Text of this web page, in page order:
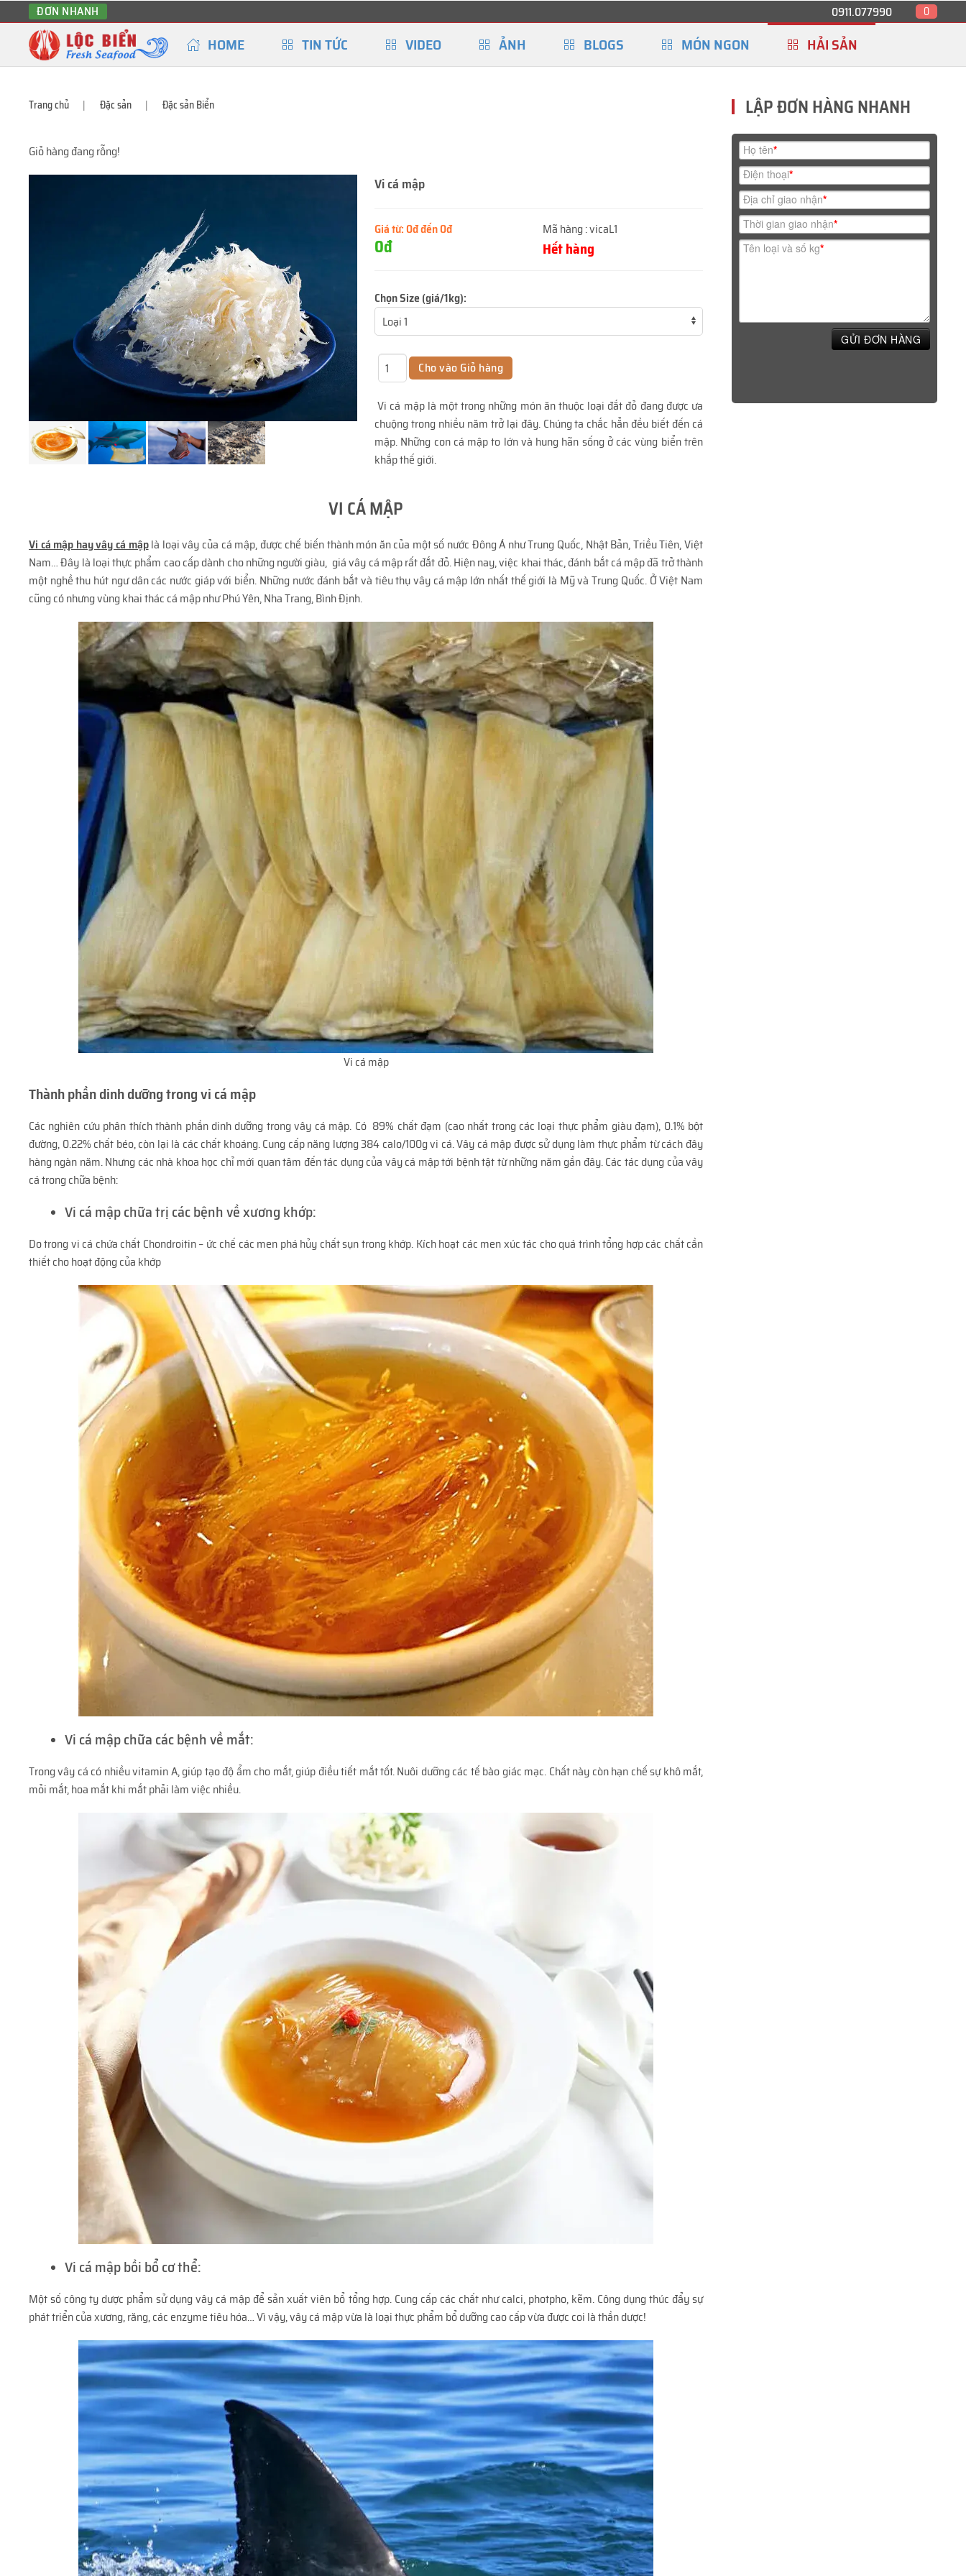
ĐƠN NHANH 0911.077990 0
HOME TIN TỨC VIDEO ẢNH BLOGS MÓN NGON HẢI SẢN
Trang chủ Đặc sản Đặc sản Biển
Giỏ hàng đang rỗng!
Vi cá mập
Giá từ:0đ đến 0đ
0đ
Mã hàng :vicaL1
Hết hàng
Chọn Size (giá/1kg):
Vi cá mập là một trong những món ăn thuộc loại đắt đỏ đang được ưa
chuộng trong nhiều năm trở lại đây. Chúng ta chắc hẳn đều biết đến cá
mập. Những con cá mập to lớn và hung hãn sống ở các vùng biển trên
khắp thế giới.
VI CÁ MẬP
Vi cá mập hay vây cá mậplà loại vây của cá mập, được chế biến thành món ăn của một số nước Đông Á như Trung Quốc, Nhật Bản, Triều Tiên, Việt
Nam… Đây là loại thực phẩm cao cấp dành cho những người giàu, giá vây cá mập rất đắt đỏ. Hiện nay, việc khai thác, đánh bắt cá mập đã trở thành
một nghề thu hút ngư dân các nước giáp với biển. Những nước đánh bắt và tiêu thụ vây cá mập lớn nhất thế giới là Mỹ và Trung Quốc. Ở Việt Nam
cũng có nhưng vùng khai thác cá mập như Phú Yên, Nha Trang, Bình Định.
Vi cá mập
Thành phần dinh dưỡng trong vi cá mập
Các nghiên cứu phân thích thành phần dinh dưỡng trong vây cá mập. Có 89% chất đạm (cao nhất trong các loại thực phẩm giàu đạm), 0.1% bột
đường, 0.22% chất béo, còn lại là các chất khoáng. Cung cấp năng lượng 384 calo/100g vi cá. Vây cá mập được sử dụng làm thực phẩm từ cách đây
hàng ngàn năm. Nhưng các nhà khoa học chỉ mới quan tâm đến tác dụng của vây cá mập tới bệnh tật từ những năm gần đây. Các tác dụng của vây
cá trong chữa bệnh:
Vi cá mập chữa trị các bệnh về xương khớp:
Do trong vi cá chứa chất Chondroitin – ức chế các men phá hủy chất sụn trong khớp. Kích hoạt các men xúc tác cho quá trình tổng hợp các chất cần
thiết cho hoạt động của khớp
Vi cá mập chữa các bệnh về mắt:
Trong vây cá có nhiều vitamin A, giúp tạo độ ẩm cho mắt, giúp điều tiết mắt tốt. Nuôi dưỡng các tế bào giác mạc. Chất này còn hạn chế sự khô mắt,
mỏi mắt, hoa mắt khi mắt phải làm việc nhiều.
Vi cá mập bồi bổ cơ thể:
Một số công ty dược phẩm sử dụng vây cá mập để sản xuất viên bổ tổng hợp. Cung cấp các chất như calci, photpho, kẽm. Công dụng thúc đẩy sự
phát triển của xương, răng, các enzyme tiêu hóa… Vì vậy, vây cá mập vừa là loại thực phẩm bổ dưỡng cao cấp vừa được coi là thần dược!
LẬP ĐƠN HÀNG NHANH
Họ tên*
Điện thoại*
Địa chỉ giao nhận*
Thời gian giao nhận*
Tên loại và số kg*
GỬI ĐƠN HÀNG